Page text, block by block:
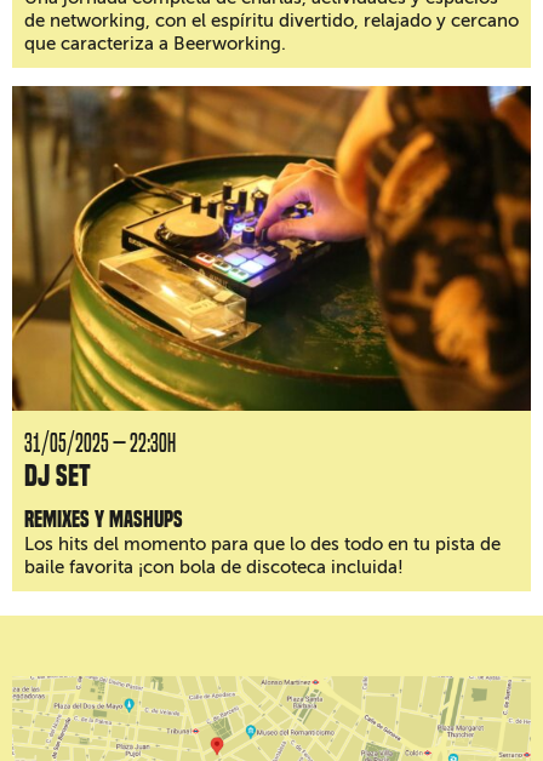
de networking, con el espíritu divertido, relajado y cercano
que caracteriza a Beerworking.
31/05/2025 — 22:30H
DJ Set
Remixes y mashups
Los hits del momento para que lo des todo en tu pista de
baile favorita ¡con bola de discoteca incluida!